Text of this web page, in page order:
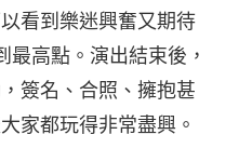
看到樂迷興奮又期待
高點。演出結束後，
簽名、合照、擁抱甚
家都玩得非常盡興。